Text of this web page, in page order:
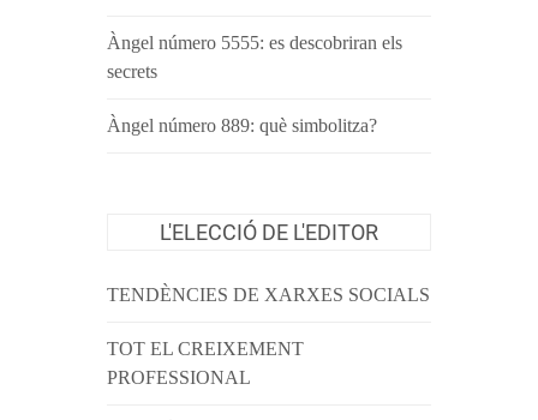
Àngel número 5555: es descobriran els
secrets
Àngel número 889: què simbolitza?
L'ELECCIÓ DE L'EDITOR
TENDÈNCIES DE XARXES SOCIALS
TOT EL CREIXEMENT
PROFESSIONAL